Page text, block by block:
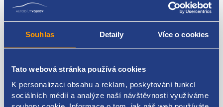
Souhlas Detaily Více o cookies
Tato webová stránka používá cookies
K personalizaci obsahu a reklam, poskytování funkcí
sociálních médií a analýze naší návštěvnosti využíváme
Vysokotlaká lišta